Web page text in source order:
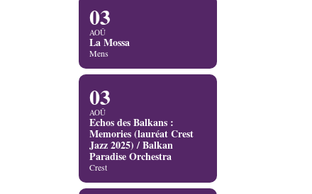
03
AOÛ
La Mossa
Mens
03
AOÛ
Echos des Balkans :
Memories (lauréat Crest
Jazz 2025) / Balkan
Paradise Orchestra
Crest